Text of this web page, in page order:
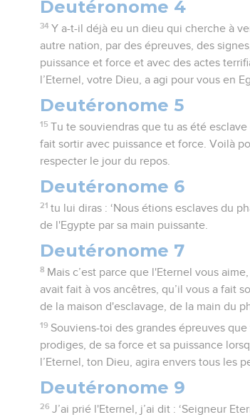
Deutéronome 4
34 Y a-t-il déjà eu un dieu qui cherche à
autre nation, par des épreuves, des
puissance et force et avec des actes
l’Eternel, votre Dieu, a agi pour vous en
Deutéronome 5
15 Tu te souviendras que tu as été
fait sortir avec puissance et force. Voilà
respecter le jour du repos.
Deutéronome 6
21 tu lui diras : ‘Nous étions esclaves du
de l'Egypte par sa main puissante.
Deutéronome 7
8 Mais c’est parce que l'Eternel vous
avait fait à vos ancêtres, qu’il vous a fait
de la maison d'esclavage, de la main du
19 Souviens-toi des grandes épreuves
prodiges, de sa force et sa puissance
l’Eternel, ton Dieu, agira envers tous les
Deutéronome 9
26 J’ai prié l'Eternel, j’ai dit : ‘Seigneur